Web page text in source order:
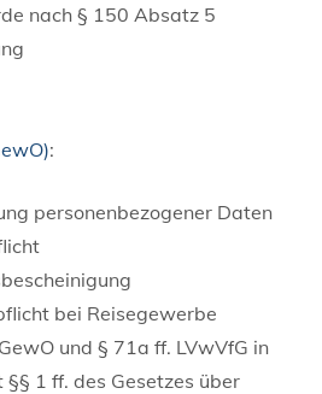
nach § 150 Absatz 5
:
personenbezogener Daten
bei Reisegewerbe
und § 71a ff. LVwVfG in
§§ 1 ff. des Gesetzes über